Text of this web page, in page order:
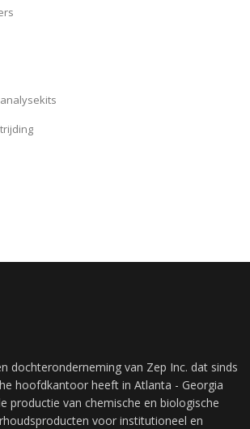
dochteronderneming van Zep Inc. dat sinds
hoofdkantoor heeft in Atlanta - Georgia
productie van chemische en biologische
voor institutioneel en